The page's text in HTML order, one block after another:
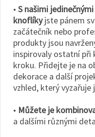
• S našimi
knoflíkyjste pánem
začátečník nebo
produkty jsou
inspirovaly ostatní při
kroku. Přidejte je na
dekorace a další
vzhled, který vyzařuje
• Můžete je
a dalšími různými